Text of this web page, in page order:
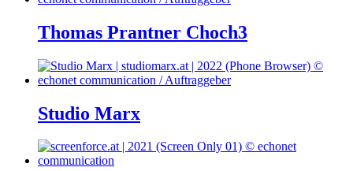
Thomas Prantner Choch3
Studio Marx